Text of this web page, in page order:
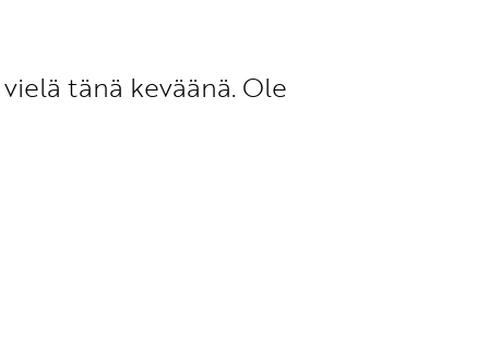
tänä keväänä. Ole